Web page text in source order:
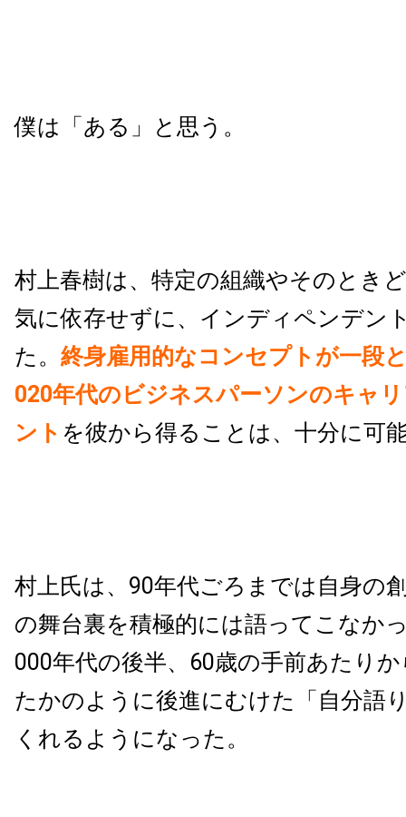
僕は「ある」と思う。
村上春樹は、特定の組織やそのとき
気に依存せずに、インディペンデン
た。 終身雇用的なコンセプトが一段
020年代のビジネスパーソンのキャ
ント を彼から得ることは、十分に可
村上氏は、90年代ごろまでは自身の
の舞台裏を積極的には語ってこなか
000年代の後半、60歳の手前あたり
たかのように後進にむけた「自分語
くれるようになった。